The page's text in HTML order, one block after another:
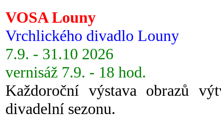
VOSA Louny
Vrchlického divadlo Louny
7.9. - 31.10 2026
vernisáž 7.9. - 18 hod.
Každoroční výstava obrazů
divadelní sezonu.